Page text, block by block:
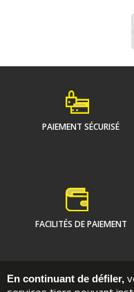
PAIEMENT SÉCURISÉ
FACILITÉS DE PAIEMENT
Qui sommes-
En continuant de défiler,